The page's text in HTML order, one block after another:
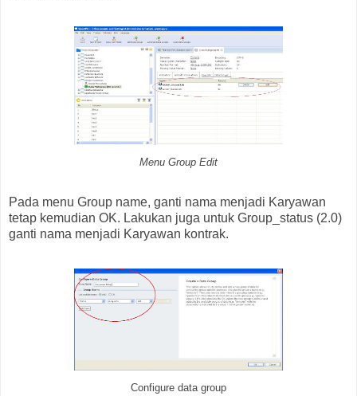
Menu Group Edit
Pada menu Group name, ganti nama menjadi Karyawan
tetap kemudian OK. Lakukan juga untuk Group_status (2.0)
ganti nama menjadi Karyawan kontrak.
Configure data group